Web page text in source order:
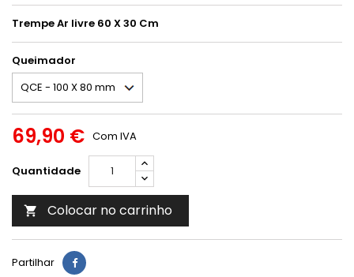
Trempe Ar livre 60 X 30 Cm
Queimador
69,90 € Com IVA
Quantidade
 Colocar no carrinho
Partilhar